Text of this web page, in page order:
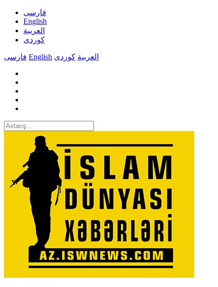
فارسی
English
العربیة
کوردی
فارسی English العربیة کوردی